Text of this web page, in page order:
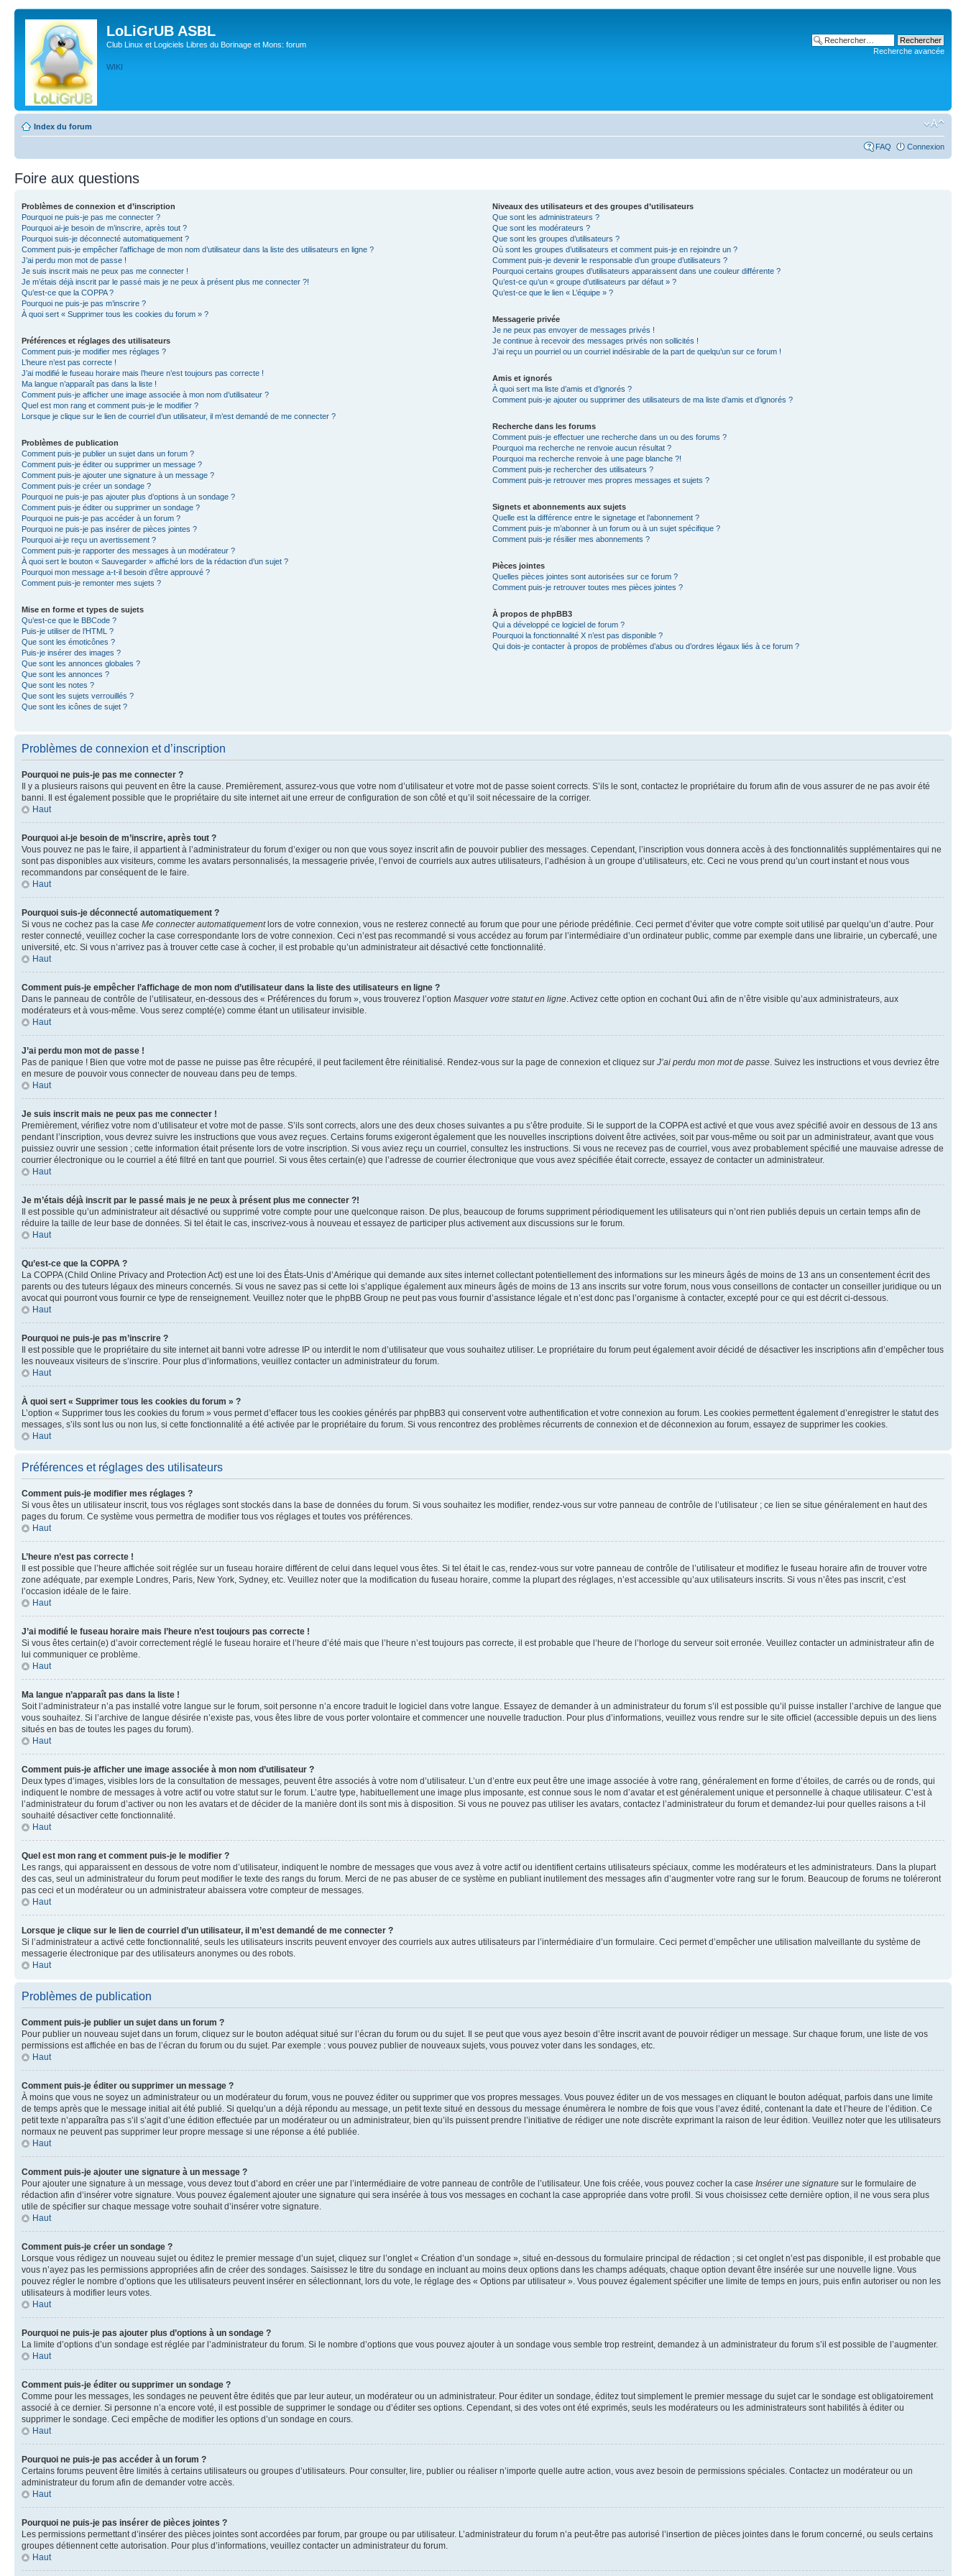
LoLiGrUB ASBL
Club Linux et Logiciels Libres du Borinage et Mons: forum
WIKI
Recherche avancée
Index du forum
FAQ Connexion
Foire aux questions
Problèmes de connexion et d’inscription
Pourquoi ne puis-je pas me connecter ?
Pourquoi ai-je besoin de m’inscrire, après tout ?
Pourquoi suis-je déconnecté automatiquement ?
Comment puis-je empêcher l’affichage de mon nom d’utilisateur dans la liste des utilisateurs en ligne ?
J’ai perdu mon mot de passe !
Je suis inscrit mais ne peux pas me connecter !
Je m’étais déjà inscrit par le passé mais je ne peux à présent plus me connecter ?!
Qu’est-ce que la COPPA ?
Pourquoi ne puis-je pas m’inscrire ?
À quoi sert « Supprimer tous les cookies du forum » ?
Préférences et réglages des utilisateurs
Comment puis-je modifier mes réglages ?
L’heure n’est pas correcte !
J’ai modifié le fuseau horaire mais l’heure n’est toujours pas correcte !
Ma langue n’apparaît pas dans la liste !
Comment puis-je afficher une image associée à mon nom d’utilisateur ?
Quel est mon rang et comment puis-je le modifier ?
Lorsque je clique sur le lien de courriel d’un utilisateur, il m’est demandé de me connecter ?
Problèmes de publication
Comment puis-je publier un sujet dans un forum ?
Comment puis-je éditer ou supprimer un message ?
Comment puis-je ajouter une signature à un message ?
Comment puis-je créer un sondage ?
Pourquoi ne puis-je pas ajouter plus d’options à un sondage ?
Comment puis-je éditer ou supprimer un sondage ?
Pourquoi ne puis-je pas accéder à un forum ?
Pourquoi ne puis-je pas insérer de pièces jointes ?
Pourquoi ai-je reçu un avertissement ?
Comment puis-je rapporter des messages à un modérateur ?
À quoi sert le bouton « Sauvegarder » affiché lors de la rédaction d’un sujet ?
Pourquoi mon message a-t-il besoin d’être approuvé ?
Comment puis-je remonter mes sujets ?
Mise en forme et types de sujets
Qu’est-ce que le BBCode ?
Puis-je utiliser de l’HTML ?
Que sont les émoticônes ?
Puis-je insérer des images ?
Que sont les annonces globales ?
Que sont les annonces ?
Que sont les notes ?
Que sont les sujets verrouillés ?
Que sont les icônes de sujet ?
Niveaux des utilisateurs et des groupes d’utilisateurs
Que sont les administrateurs ?
Que sont les modérateurs ?
Que sont les groupes d’utilisateurs ?
Où sont les groupes d’utilisateurs et comment puis-je en rejoindre un ?
Comment puis-je devenir le responsable d’un groupe d’utilisateurs ?
Pourquoi certains groupes d’utilisateurs apparaissent dans une couleur différente ?
Qu’est-ce qu’un « groupe d’utilisateurs par défaut » ?
Qu’est-ce que le lien « L’équipe » ?
Messagerie privée
Je ne peux pas envoyer de messages privés !
Je continue à recevoir des messages privés non sollicités !
J’ai reçu un pourriel ou un courriel indésirable de la part de quelqu’un sur ce forum !
Amis et ignorés
À quoi sert ma liste d’amis et d’ignorés ?
Comment puis-je ajouter ou supprimer des utilisateurs de ma liste d’amis et d’ignorés ?
Recherche dans les forums
Comment puis-je effectuer une recherche dans un ou des forums ?
Pourquoi ma recherche ne renvoie aucun résultat ?
Pourquoi ma recherche renvoie à une page blanche ?!
Comment puis-je rechercher des utilisateurs ?
Comment puis-je retrouver mes propres messages et sujets ?
Signets et abonnements aux sujets
Quelle est la différence entre le signetage et l’abonnement ?
Comment puis-je m’abonner à un forum ou à un sujet spécifique ?
Comment puis-je résilier mes abonnements ?
Pièces jointes
Quelles pièces jointes sont autorisées sur ce forum ?
Comment puis-je retrouver toutes mes pièces jointes ?
À propos de phpBB3
Qui a développé ce logiciel de forum ?
Pourquoi la fonctionnalité X n’est pas disponible ?
Qui dois-je contacter à propos de problèmes d’abus ou d’ordres légaux liés à ce forum ?
Problèmes de connexion et d’inscription
Pourquoi ne puis-je pas me connecter ?
Il y a plusieurs raisons qui peuvent en être la cause. Premièrement, assurez-vous que votre nom d’utilisateur et votre mot de passe soient corrects. S’ils le sont, contactez le propriétaire du forum afin de vous assurer de ne pas avoir été
banni. Il est également possible que le propriétaire du site internet ait une erreur de configuration de son côté et qu’il soit nécessaire de la corriger.
Haut
Pourquoi ai-je besoin de m’inscrire, après tout ?
Vous pouvez ne pas le faire, il appartient à l’administrateur du forum d’exiger ou non que vous soyez inscrit afin de pouvoir publier des messages. Cependant, l’inscription vous donnera accès à des fonctionnalités supplémentaires qui ne
sont pas disponibles aux visiteurs, comme les avatars personnalisés, la messagerie privée, l’envoi de courriels aux autres utilisateurs, l’adhésion à un groupe d’utilisateurs, etc. Ceci ne vous prend qu’un court instant et nous vous
recommandons par conséquent de le faire.
Haut
Pourquoi suis-je déconnecté automatiquement ?
Si vous ne cochez pas la case Me connecter automatiquementlors de votre connexion, vous ne resterez connecté au forum que pour une période prédéfinie. Ceci permet d’éviter que votre compte soit utilisé par quelqu’un d’autre. Pour
rester connecté, veuillez cocher la case correspondante lors de votre connexion. Ceci n’est pas recommandé si vous accédez au forum par l’intermédiaire d’un ordinateur public, comme par exemple dans une librairie, un cybercafé, une
université, etc. Si vous n’arrivez pas à trouver cette case à cocher, il est probable qu’un administrateur ait désactivé cette fonctionnalité.
Haut
Comment puis-je empêcher l’affichage de mon nom d’utilisateur dans la liste des utilisateurs en ligne ?
Dans le panneau de contrôle de l’utilisateur, en-dessous des « Préférences du forum », vous trouverez l’option Masquer votre statut en ligne. Activez cette option en cochantOui afin de n’être visible qu’aux administrateurs, aux
modérateurs et à vous-même. Vous serez compté(e) comme étant un utilisateur invisible.
Haut
J’ai perdu mon mot de passe !
Pas de panique ! Bien que votre mot de passe ne puisse pas être récupéré, il peut facilement être réinitialisé. Rendez-vous sur la page de connexion et cliquez sur J’ai perdu mon mot de passe. Suivez les instructions et vous devriez être
en mesure de pouvoir vous connecter de nouveau dans peu de temps.
Haut
Je suis inscrit mais ne peux pas me connecter !
Premièrement, vérifiez votre nom d’utilisateur et votre mot de passe. S’ils sont corrects, alors une des deux choses suivantes a pu s’être produite. Si le support de la COPPA est activé et que vous avez spécifié avoir en dessous de 13 ans
pendant l’inscription, vous devrez suivre les instructions que vous avez reçues. Certains forums exigeront également que les nouvelles inscriptions doivent être activées, soit par vous-même ou soit par un administrateur, avant que vous
puissiez ouvrir une session ; cette information était présente lors de votre inscription. Si vous aviez reçu un courriel, consultez les instructions. Si vous ne recevez pas de courriel, vous avez probablement spécifié une mauvaise adresse de
courrier électronique ou le courriel a été filtré en tant que pourriel. Si vous êtes certain(e) que l’adresse de courrier électronique que vous avez spécifiée était correcte, essayez de contacter un administrateur.
Haut
Je m’étais déjà inscrit par le passé mais je ne peux à présent plus me connecter ?!
Il est possible qu’un administrateur ait désactivé ou supprimé votre compte pour une quelconque raison. De plus, beaucoup de forums suppriment périodiquement les utilisateurs qui n’ont rien publiés depuis un certain temps afin de
réduire la taille de leur base de données. Si tel était le cas, inscrivez-vous à nouveau et essayez de participer plus activement aux discussions sur le forum.
Haut
Qu’est-ce que la COPPA ?
La COPPA (Child Online Privacy and Protection Act) est une loi des États-Unis d’Amérique qui demande aux sites internet collectant potentiellement des informations sur les mineurs âgés de moins de 13 ans un consentement écrit des
parents ou des tuteurs légaux des mineurs concernés. Si vous ne savez pas si cette loi s’applique également aux mineurs âgés de moins de 13 ans inscrits sur votre forum, nous vous conseillons de contacter un conseiller juridique ou un
avocat qui pourront vous fournir ce type de renseignement. Veuillez noter que le phpBB Group ne peut pas vous fournir d’assistance légale et n’est donc pas l’organisme à contacter, excepté pour ce qui est décrit ci-dessous.
Haut
Pourquoi ne puis-je pas m’inscrire ?
Il est possible que le propriétaire du site internet ait banni votre adresse IP ou interdit le nom d’utilisateur que vous souhaitez utiliser. Le propriétaire du forum peut également avoir décidé de désactiver les inscriptions afin d’empêcher tous
les nouveaux visiteurs de s’inscrire. Pour plus d’informations, veuillez contacter un administrateur du forum.
Haut
À quoi sert « Supprimer tous les cookies du forum » ?
L’option « Supprimer tous les cookies du forum » vous permet d’effacer tous les cookies générés par phpBB3 qui conservent votre authentification et votre connexion au forum. Les cookies permettent également d’enregistrer le statut des
messages, s’ils sont lus ou non lus, si cette fonctionnalité a été activée par le propriétaire du forum. Si vous rencontrez des problèmes récurrents de connexion et de déconnexion au forum, essayez de supprimer les cookies.
Haut
Préférences et réglages des utilisateurs
Comment puis-je modifier mes réglages ?
Si vous êtes un utilisateur inscrit, tous vos réglages sont stockés dans la base de données du forum. Si vous souhaitez les modifier, rendez-vous sur votre panneau de contrôle de l’utilisateur ; ce lien se situe généralement en haut des
pages du forum. Ce système vous permettra de modifier tous vos réglages et toutes vos préférences.
Haut
L’heure n’est pas correcte !
Il est possible que l’heure affichée soit réglée sur un fuseau horaire différent de celui dans lequel vous êtes. Si tel était le cas, rendez-vous sur votre panneau de contrôle de l’utilisateur et modifiez le fuseau horaire afin de trouver votre
zone adéquate, par exemple Londres, Paris, New York, Sydney, etc. Veuillez noter que la modification du fuseau horaire, comme la plupart des réglages, n’est accessible qu’aux utilisateurs inscrits. Si vous n’êtes pas inscrit, c’est
l’occasion idéale de le faire.
Haut
J’ai modifié le fuseau horaire mais l’heure n’est toujours pas correcte !
Si vous êtes certain(e) d’avoir correctement réglé le fuseau horaire et l’heure d’été mais que l’heure n’est toujours pas correcte, il est probable que l’heure de l’horloge du serveur soit erronée. Veuillez contacter un administrateur afin de
lui communiquer ce problème.
Haut
Ma langue n’apparaît pas dans la liste !
Soit l’administrateur n’a pas installé votre langue sur le forum, soit personne n’a encore traduit le logiciel dans votre langue. Essayez de demander à un administrateur du forum s’il est possible qu’il puisse installer l’archive de langue que
vous souhaitez. Si l’archive de langue désirée n’existe pas, vous êtes libre de vous porter volontaire et commencer une nouvelle traduction. Pour plus d’informations, veuillez vous rendre sur le site officiel (accessible depuis un des liens
situés en bas de toutes les pages du forum).
Haut
Comment puis-je afficher une image associée à mon nom d’utilisateur ?
Deux types d’images, visibles lors de la consultation de messages, peuvent être associés à votre nom d’utilisateur. L’un d’entre eux peut être une image associée à votre rang, généralement en forme d’étoiles, de carrés ou de ronds, qui
indiquent le nombre de messages à votre actif ou votre statut sur le forum. L’autre type, habituellement une image plus imposante, est connue sous le nom d’avatar et est généralement unique et personnelle à chaque utilisateur. C’est à
l’administrateur du forum d’activer ou non les avatars et de décider de la manière dont ils sont mis à disposition. Si vous ne pouvez pas utiliser les avatars, contactez l’administrateur du forum et demandez-lui pour quelles raisons a t-il
souhaité désactiver cette fonctionnalité.
Haut
Quel est mon rang et comment puis-je le modifier ?
Les rangs, qui apparaissent en dessous de votre nom d’utilisateur, indiquent le nombre de messages que vous avez à votre actif ou identifient certains utilisateurs spéciaux, comme les modérateurs et les administrateurs. Dans la plupart
des cas, seul un administrateur du forum peut modifier le texte des rangs du forum. Merci de ne pas abuser de ce système en publiant inutilement des messages afin d’augmenter votre rang sur le forum. Beaucoup de forums ne toléreront
pas ceci et un modérateur ou un administrateur abaissera votre compteur de messages.
Haut
Lorsque je clique sur le lien de courriel d’un utilisateur, il m’est demandé de me connecter ?
Si l’administrateur a activé cette fonctionnalité, seuls les utilisateurs inscrits peuvent envoyer des courriels aux autres utilisateurs par l’intermédiaire d’un formulaire. Ceci permet d’empêcher une utilisation malveillante du système de
messagerie électronique par des utilisateurs anonymes ou des robots.
Haut
Problèmes de publication
Comment puis-je publier un sujet dans un forum ?
Pour publier un nouveau sujet dans un forum, cliquez sur le bouton adéquat situé sur l’écran du forum ou du sujet. Il se peut que vous ayez besoin d’être inscrit avant de pouvoir rédiger un message. Sur chaque forum, une liste de vos
permissions est affichée en bas de l’écran du forum ou du sujet. Par exemple : vous pouvez publier de nouveaux sujets, vous pouvez voter dans les sondages, etc.
Haut
Comment puis-je éditer ou supprimer un message ?
À moins que vous ne soyez un administrateur ou un modérateur du forum, vous ne pouvez éditer ou supprimer que vos propres messages. Vous pouvez éditer un de vos messages en cliquant le bouton adéquat, parfois dans une limite
de temps après que le message initial ait été publié. Si quelqu’un a déjà répondu au message, un petit texte situé en dessous du message énumèrera le nombre de fois que vous l’avez édité, contenant la date et l’heure de l’édition. Ce
petit texte n’apparaîtra pas s’il s’agit d’une édition effectuée par un modérateur ou un administrateur, bien qu’ils puissent prendre l’initiative de rédiger une note discrète exprimant la raison de leur édition. Veuillez noter que les utilisateurs
normaux ne peuvent pas supprimer leur propre message si une réponse a été publiée.
Haut
Comment puis-je ajouter une signature à un message ?
Pour ajouter une signature à un message, vous devez tout d’abord en créer une par l’intermédiaire de votre panneau de contrôle de l’utilisateur. Une fois créée, vous pouvez cocher la case Insérer une signature sur le formulaire de
rédaction afin d’insérer votre signature. Vous pouvez également ajouter une signature qui sera insérée à tous vos messages en cochant la case appropriée dans votre profil. Si vous choisissez cette dernière option, il ne vous sera plus
utile de spécifier sur chaque message votre souhait d’insérer votre signature.
Haut
Comment puis-je créer un sondage ?
Lorsque vous rédigez un nouveau sujet ou éditez le premier message d’un sujet, cliquez sur l’onglet « Création d’un sondage », situé en-dessous du formulaire principal de rédaction ; si cet onglet n’est pas disponible, il est probable que
vous n’ayez pas les permissions appropriées afin de créer des sondages. Saisissez le titre du sondage en incluant au moins deux options dans les champs adéquats, chaque option devant être insérée sur une nouvelle ligne. Vous
pouvez régler le nombre d’options que les utilisateurs peuvent insérer en sélectionnant, lors du vote, le réglage des « Options par utilisateur ». Vous pouvez également spécifier une limite de temps en jours, puis enfin autoriser ou non les
utilisateurs à modifier leurs votes.
Haut
Pourquoi ne puis-je pas ajouter plus d’options à un sondage ?
La limite d’options d’un sondage est réglée par l’administrateur du forum. Si le nombre d’options que vous pouvez ajouter à un sondage vous semble trop restreint, demandez à un administrateur du forum s’il est possible de l’augmenter.
Haut
Comment puis-je éditer ou supprimer un sondage ?
Comme pour les messages, les sondages ne peuvent être édités que par leur auteur, un modérateur ou un administrateur. Pour éditer un sondage, éditez tout simplement le premier message du sujet car le sondage est obligatoirement
associé à ce dernier. Si personne n’a encore voté, il est possible de supprimer le sondage ou d’éditer ses options. Cependant, si des votes ont été exprimés, seuls les modérateurs ou les administrateurs sont habilités à éditer ou
supprimer le sondage. Ceci empêche de modifier les options d’un sondage en cours.
Haut
Pourquoi ne puis-je pas accéder à un forum ?
Certains forums peuvent être limités à certains utilisateurs ou groupes d’utilisateurs. Pour consulter, lire, publier ou réaliser n’importe quelle autre action, vous avez besoin de permissions spéciales. Contactez un modérateur ou un
administrateur du forum afin de demander votre accès.
Haut
Pourquoi ne puis-je pas insérer de pièces jointes ?
Les permissions permettant d’insérer des pièces jointes sont accordées par forum, par groupe ou par utilisateur. L’administrateur du forum n’a peut-être pas autorisé l’insertion de pièces jointes dans le forum concerné, ou seuls certains
groupes détiennent cette autorisation. Pour plus d’informations, veuillez contacter un administrateur du forum.
Haut